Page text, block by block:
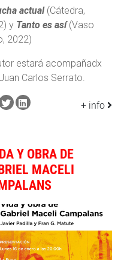
actual(Cátedra,
y Tanto es así(Vaso
2022)
estará acompañadx
Carlos Serrato.
+ info
Y OBRA DE
MACELI